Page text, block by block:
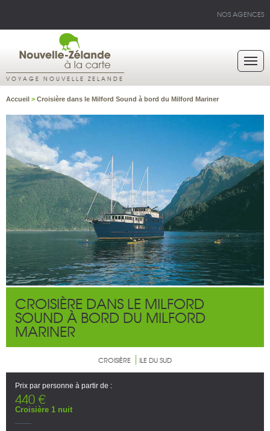
NOS AGENCES
VOYAGE NOUVELLE ZELANDE
Accueil > Croisière dans le Milford Sound à bord du Milford Mariner
CROISIÈRE DANS LE MILFORD
SOUND À BORD DU MILFORD
MARINER
CROISIÈRE ILE DU SUD
Prix par personne à partir de :
440 €
Croisière 1 nuit